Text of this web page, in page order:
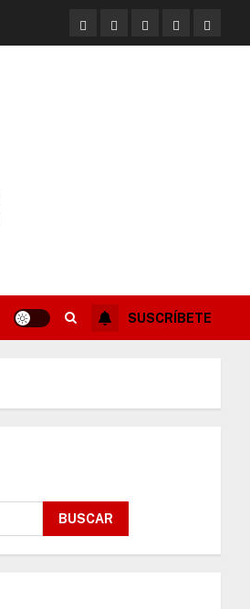
SUSCRÍBETE
BUSCAR